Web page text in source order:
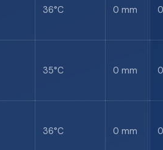
36°C 0 mm
35°C 0 mm
36°C 0 mm